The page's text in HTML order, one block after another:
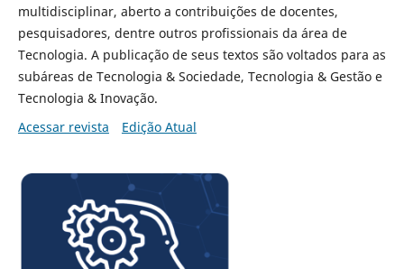
multidisciplinar, aberto a contribuições de docentes,
pesquisadores, dentre outros profissionais da área de
Tecnologia. A publicação de seus textos são voltados para as
subáreas de Tecnologia & Sociedade, Tecnologia & Gestão e
Tecnologia & Inovação.
Acessar revista
Edição Atual